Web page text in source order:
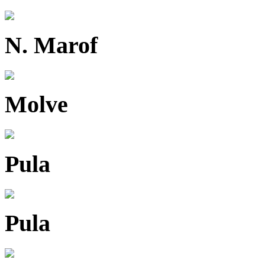
N. Marof
Molve
Pula
Pula